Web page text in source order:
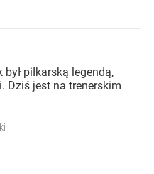
piłkarską legendą,
Dziś jest na trenerskim